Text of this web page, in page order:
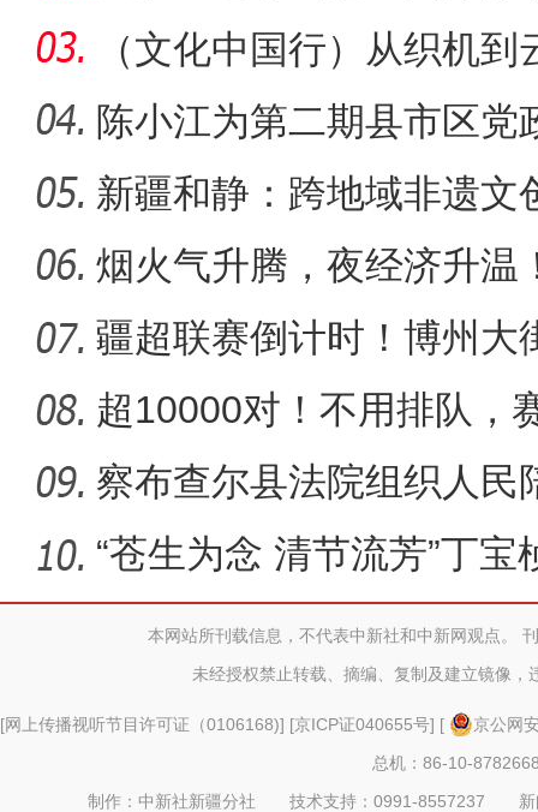
有了权威
（文化中国行）从织机
绸的“
陈小江为第二期县市区党
新疆和静：跨地域非遗文
人专题
烟火气升腾，夜经济升温
热闹
疆超联赛倒计时！博州
超10000对！不用排队，
约上线→
察布查尔县法院组织人民
能力
“苍生为念 清节流芳”丁
展巡本网站所刊载信息，不代表中新社和中新网观点。
未经授权禁止转载、摘编、复制及建立镜像，
[网上传播视听节目许可证（0106168)] [京ICP证040655号] [
京公网
总机：86-10-
制作：中新社新疆分社 技术支持：0991-8557237